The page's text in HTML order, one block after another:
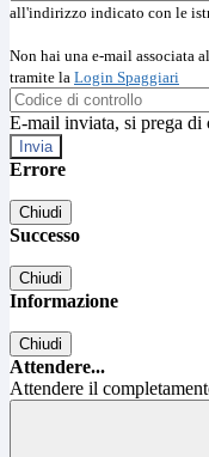
all'indirizzo indicato con le
Non hai una e-mail associata
tramite la Login Spaggiari
E-mail inviata, si prega di
Errore
Chiudi
Successo
Chiudi
Informazione
Chiudi
Attendere...
Attendere il